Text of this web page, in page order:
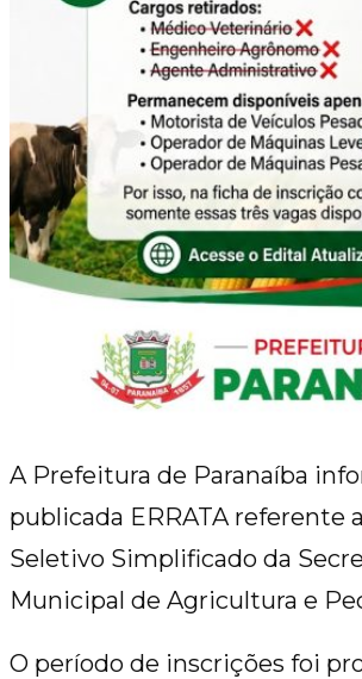
A Prefeitura de Paranaíba
publicada ERRATA referente
Seletivo Simplificado da
Municipal de Agricultura e
O período de inscrições foi